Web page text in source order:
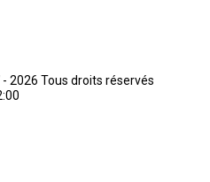
Tous droits réservés